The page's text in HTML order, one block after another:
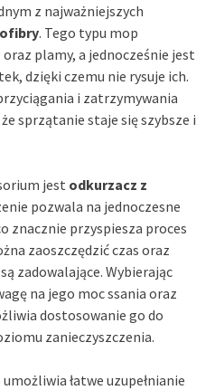
z najważniejszych
. Tego typu mop
plamy, a jednocześnie jest
dzięki czemu nie rysuje ich.
i zatrzymywania
sprzątanie staje się szybsze i
jest odkurzacz z
pozwala na jednoczesne
znacznie przyspiesza proces
zaoszczędzić czas oraz
zadowalające. Wybierając
na jego moc ssania oraz
dostosowanie go do
zanieczyszczenia.
umożliwia łatwe uzupełnianie